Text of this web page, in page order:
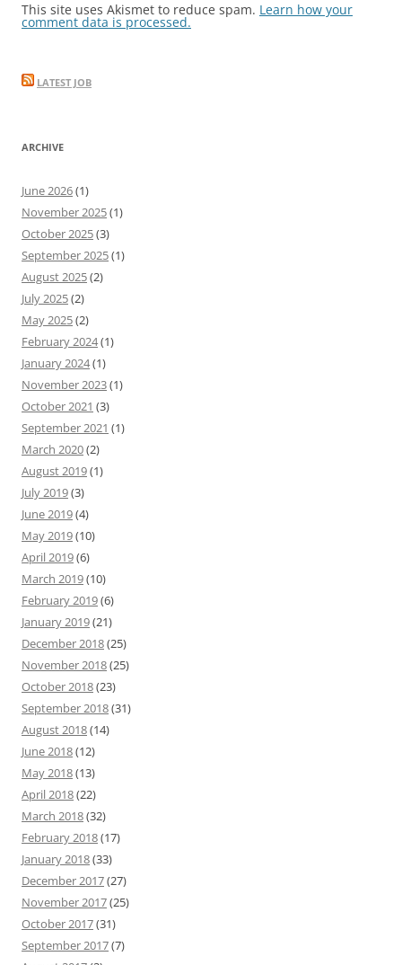
This site uses Akismet to reduce spam. Learn how your
comment data is processed.
LATEST JOB
ARCHIVE
June 2026(1)
November 2025(1)
October 2025(3)
September 2025(1)
August 2025(2)
July 2025(2)
May 2025(2)
February 2024(1)
January 2024(1)
November 2023(1)
October 2021 (3)
September 2021 (1)
March 2020(2)
August 2019(1)
July 2019(3)
June 2019(4)
May 2019(10)
April 2019(6)
March 2019(10)
February 2019(6)
January 2019(21)
December 2018(25)
November 2018(25)
October 2018(23)
September 2018(31)
August 2018(14)
June 2018(12)
May 2018(13)
April 2018(22)
March 2018(32)
February 2018(17)
January 2018(33)
December 2017(27)
November 2017(25)
October 2017(31)
September 2017(7)